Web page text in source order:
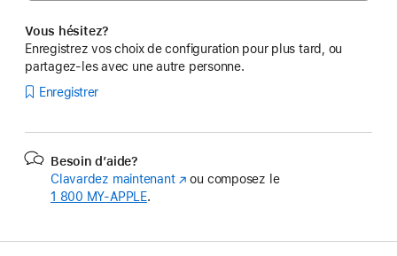
Vous hésitez?
Enregistrez vos choix de configuration pour plus tard, ou
partagez-les avec une autre personne.
Enregistrer
Besoin d’aide?
Clavardez maintenant(s’ouvre
ou composez le
1 800 MY‑APPLE.